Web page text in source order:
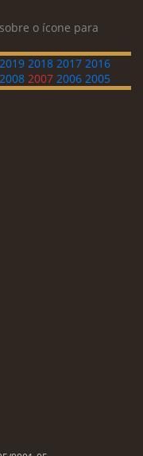
o ícone para
2019 2018 2017 2016
2008 2007 2006 2005